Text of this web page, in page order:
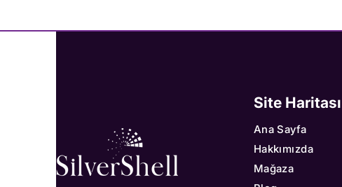
Site Haritası
Ana Sayfa
Hakkımızda
Mağaza